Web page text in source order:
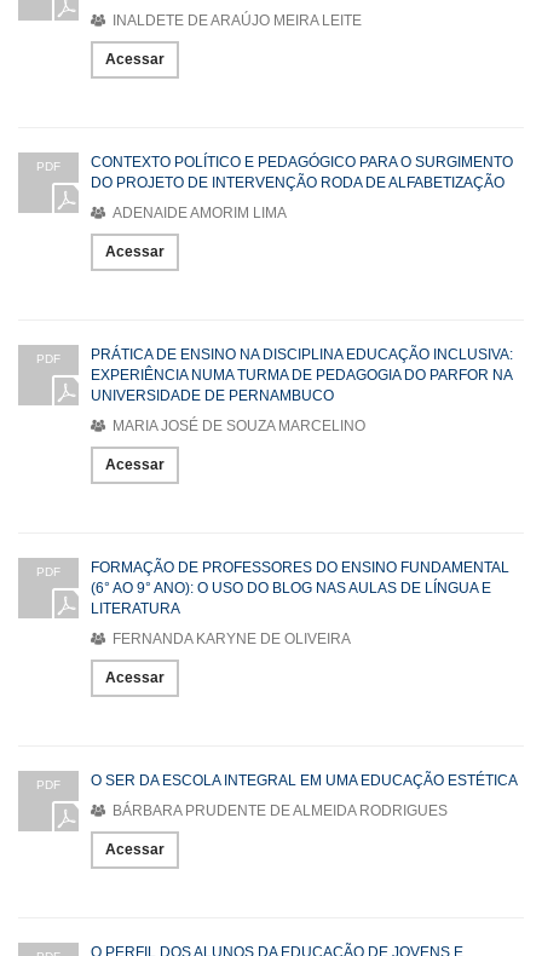
INALDETE DE ARAÚJO MEIRA LEITE
Acessar
PDF
CONTEXTO POLÍTICO E PEDAGÓGICO PARA O SURGIMENTO
DO PROJETO DE INTERVENÇÃO RODA DE ALFABETIZAÇÃO
ADENAIDE AMORIM LIMA
Acessar
PDF
PRÁTICA DE ENSINO NA DISCIPLINA EDUCAÇÃO INCLUSIVA:
EXPERIÊNCIA NUMA TURMA DE PEDAGOGIA DO PARFOR NA
UNIVERSIDADE DE PERNAMBUCO
MARIA JOSÉ DE SOUZA MARCELINO
Acessar
PDF
FORMAÇÃO DE PROFESSORES DO ENSINO FUNDAMENTAL
(6° AO 9° ANO): O USO DO BLOG NAS AULAS DE LÍNGUA E
LITERATURA
FERNANDA KARYNE DE OLIVEIRA
Acessar
PDF
O SER DA ESCOLA INTEGRAL EM UMA EDUCAÇÃO ESTÉTICA
BÁRBARA PRUDENTE DE ALMEIDA RODRIGUES
Acessar
O PERFIL DOS ALUNOS DA EDUCAÇÃO DE JOVENS E